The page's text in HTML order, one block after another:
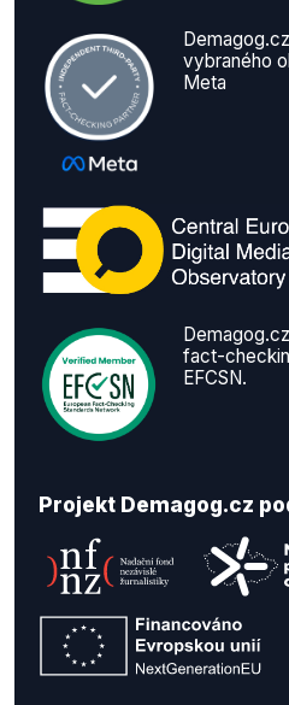
vybraného
Meta
fact-
EFCSN.
Projekt Demagog.cz